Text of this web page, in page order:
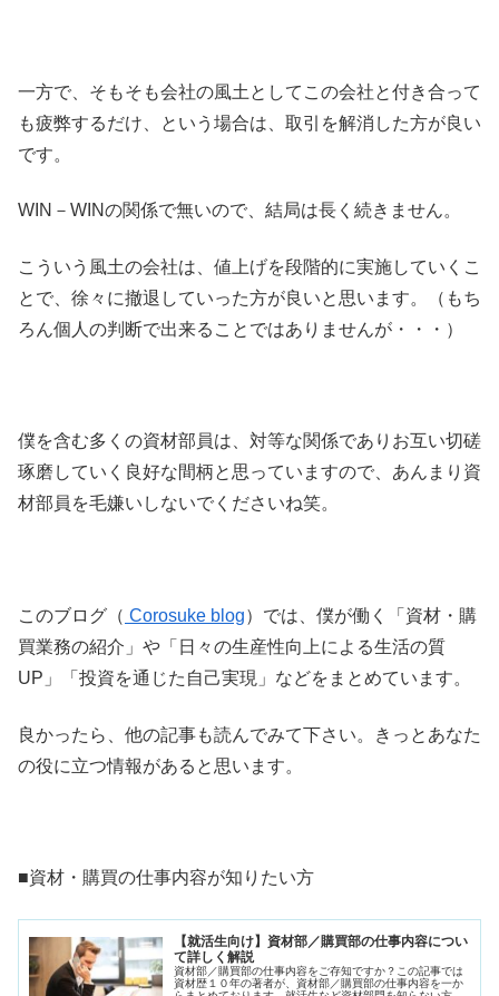
一方で、そもそも会社の風土としてこの会社と付き合って
も疲弊するだけ、という場合は、取引を解消した方が良い
です。
WIN－WINの関係で無いので、結局は長く続きません。
こういう風土の会社は、値上げを段階的に実施していくこ
とで、徐々に撤退していった方が良いと思います。（もち
ろん個人の判断で出来ることではありませんが・・・）
僕を含む多くの資材部員は、対等な関係でありお互い切磋
琢磨していく良好な間柄と思っていますので、あんまり資
材部員を毛嫌いしないでくださいね笑。
このブログ（ Corosuke blog）では、僕が働く「資材・購
買業務の紹介」や「日々の生産性向上による生活の質
UP」「投資を通じた自己実現」などをまとめています。
良かったら、他の記事も読んでみて下さい。きっとあなた
の役に立つ情報があると思います。
■資材・購買の仕事内容が知りたい方
【就活生向け】資材部／購買部の仕事内容につい
て詳しく解説
資材部／購買部の仕事内容をご存知ですか？この記事では
資材歴１０年の著者が、資材部／購買部の仕事内容を一か